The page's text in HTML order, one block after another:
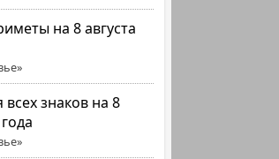
на 8 августа
всех знаков на 8